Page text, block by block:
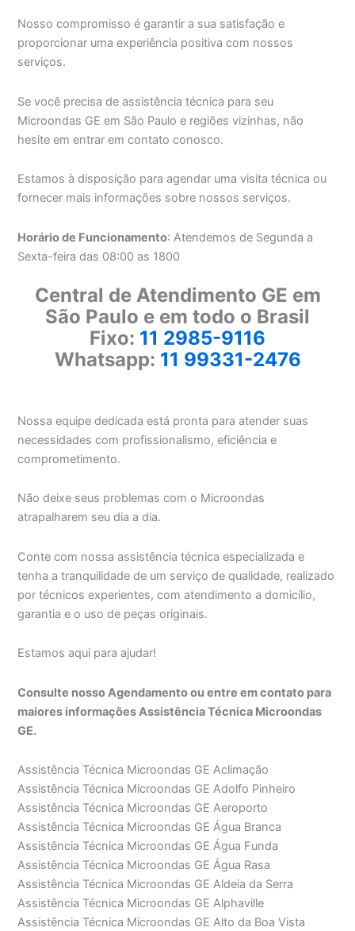
Nosso compromisso é garantir a sua satisfação e
proporcionar uma experiência positiva com nossos
serviços.
Se você precisa de assistência técnica para seu
Microondas GE em São Paulo e regiões vizinhas, não
hesite em entrar em contato conosco.
Estamos à disposição para agendar uma visita técnica ou
fornecer mais informações sobre nossos serviços.
Horário de Funcionamento: Atendemos de Segunda a
Sexta-feira das 08:00 as 1800
Central de Atendimento GE em
São Paulo e em todo o Brasil
Fixo: 11 2985-9116
Whatsapp: 11 99331-2476
Nossa equipe dedicada está pronta para atender suas
necessidades com profissionalismo, eficiência e
comprometimento.
Não deixe seus problemas com o Microondas
atrapalharem seu dia a dia.
Conte com nossa assistência técnica especializada e
tenha a tranquilidade de um serviço de qualidade, realizado
por técnicos experientes, com atendimento a domicílio,
garantia e o uso de peças originais.
Estamos aqui para ajudar!
Consulte nosso Agendamento ou entre em contato para
maiores informações Assistência Técnica Microondas
GE.
Assistência Técnica Microondas GE Aclimação
Assistência Técnica Microondas GE Adolfo Pinheiro
Assistência Técnica Microondas GE Aeroporto
Assistência Técnica Microondas GE Água Branca
Assistência Técnica Microondas GE Água Funda
Assistência Técnica Microondas GE Água Rasa
Assistência Técnica Microondas GE Aldeia da Serra
Assistência Técnica Microondas GE Alphaville
Assistência Técnica Microondas GE Alto da Boa Vista